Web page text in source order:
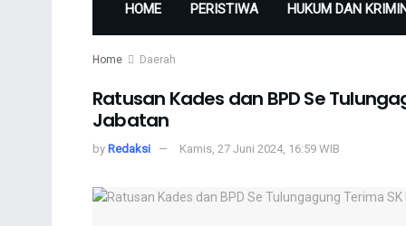
HOME PERISTIWA HUKUM DAN
Home Daerah
Ratusan Kades dan BPD Se
Jabatan
by Redaksi Kamis, 27 Juni 2024, 16:59 WIB